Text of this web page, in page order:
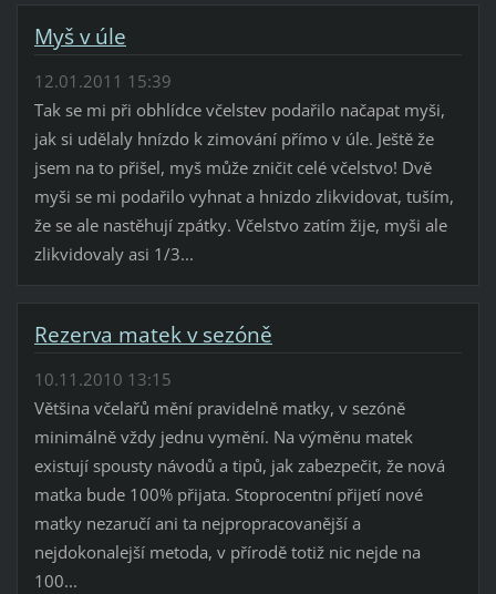
Myš v úle
12.01.2011 15:39
Tak se mi při obhlídce včelstev podařilo načapat myši,
jak si udělaly hnízdo k zimování přímo v úle. Ještě že
jsem na to přišel, myš může zničit celé včelstvo! Dvě
myši se mi podařilo vyhnat a hnizdo zlikvidovat, tuším,
že se ale nastěhují zpátky. Včelstvo zatím žije, myši ale
zlikvidovaly asi 1/3...
Rezerva matek v sezóně
10.11.2010 13:15
Většina včelařů mění pravidelně matky, v sezóně
minimálně vždy jednu vymění. Na výměnu matek
existují spousty návodů a tipů, jak zabezpečit, že nová
matka bude 100% přijata. Stoprocentní přijetí nové
matky nezaručí ani ta nejpropracovanější a
nejdokonalejší metoda, v přírodě totiž nic nejde na
100...